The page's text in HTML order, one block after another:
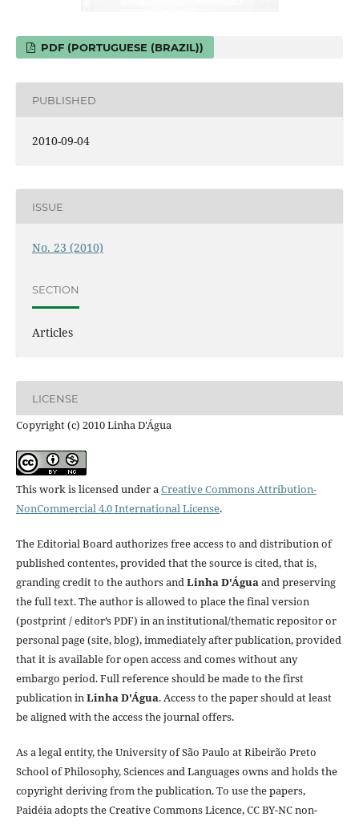
PDF (PORTUGUESE (BRAZIL))
PUBLISHED
2010-09-04
ISSUE
No. 23 (2010)
SECTION
Articles
LICENSE
Copyright (c) 2010 Linha D'Água
This work is licensed under aCreative Commons Attribution-
NonCommercial 4.0 International License.
The Editorial Board authorizes free access to and distribution of
published contentes, provided that the source is cited, that is,
granding credit to the authors andLinha D'Águaand preserving
the full text. The author is allowed to place the final version
(postprint / editor’s PDF) in an institutional/thematic repositor or
personal page (site, blog), immediately after publication, provided
that it is available for open access and comes without any
embargo period. Full reference should be made to the first
publication inLinha D'Água. Access to the paper should at least
be aligned with the access the journal offers.
As a legal entity, the University of São Paulo at Ribeirão Preto
School of Philosophy, Sciences and Languages owns and holds the
copyright deriving from the publication. To use the papers,
Paidéia adopts the Creative Commons Licence, CC BY-NC non-